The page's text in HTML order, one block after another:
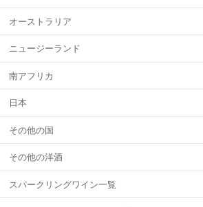
オーストラリア
ニュージーランド
南アフリカ
日本
その他の国
その他の洋酒
スパークリングワイン一覧